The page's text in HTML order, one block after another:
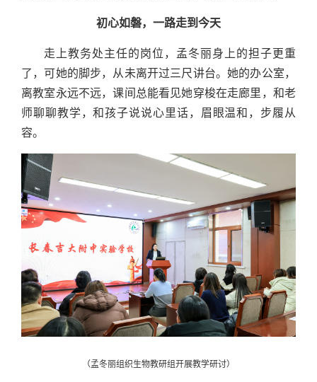
初心如磐，一路走到今天
走上教务处主任的岗位，孟冬丽身上的担子更重
了，可她的脚步，从未离开过三尺讲台。她的办公室，
离教室永远不远，课间总能看见她穿梭在走廊里，和老
师聊聊教学，和孩子说说心里话，眉眼温和，步履从
容。
（孟冬丽组织生物教研组开展教学研讨）